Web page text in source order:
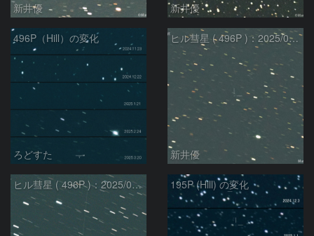
新井優 新井優
496P（Hill）の変化
ろどすた
ヒル彗星 ( 496P )：2025/02/17
新井優
ヒル彗星 ( 496P )：2025/02/27 195P (Hill) の変化